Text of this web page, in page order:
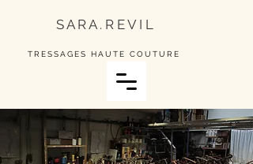
S A R A . R E V I L
TRESSAGES HAUTE COUTURE